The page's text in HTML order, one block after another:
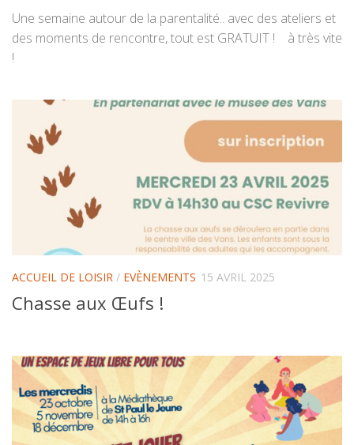
Une semaine autour de la parentalité.. avec des ateliers et
des moments de rencontre, tout est GRATUIT ! à très vite
!
ACCUEIL DE LOISIR / EVÈNEMENTS 15 AVRIL 2025
Chasse aux Œufs !